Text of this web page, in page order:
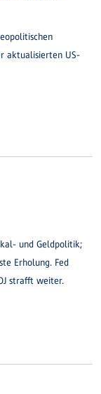
aktualisierten US-
und Geldpolitik;
Erholung. Fed
strafft weiter.